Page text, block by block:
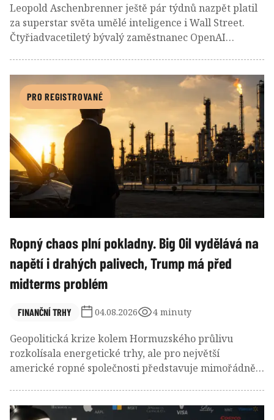
Leopold Aschenbrenner ještě pár týdnů nazpět platil
za superstar světa umělé inteligence i Wall Street.
Čtyřiadvacetiletý bývalý zaměstnanec OpenAI
procent. Víra a páka, které jej vynesly nahoru se však
v posledních dnech staly příčinou jeho dramatického
pádu.
PRO REGISTROVANÉ
Ropný chaos plní pokladny. Big Oil vydělává na
napětí i drahých palivech, Trump má před
midterms problém
FINANČNÍ TRHY 04.08.2026 4 minuty
Geopolitická krize kolem Hormuzského průlivu
rozkolísala energetické trhy, ale pro největší
americké ropné společnosti představuje mimořádně
největších ropných firem na nejvyšší úrovně za